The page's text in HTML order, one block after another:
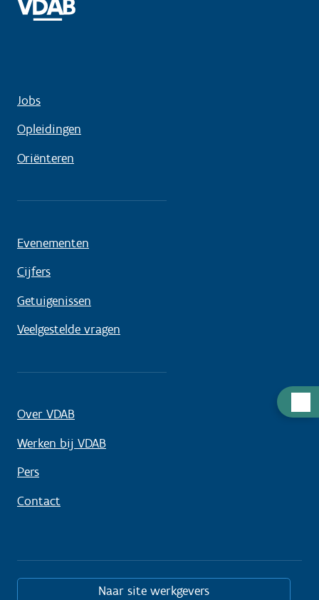
Jobs
Opleidingen
Oriënteren
Evenementen
Cijfers
Getuigenissen
Veelgestelde vragen
Over VDAB
Werken bij VDAB
Pers
Contact
Naar site werkgevers